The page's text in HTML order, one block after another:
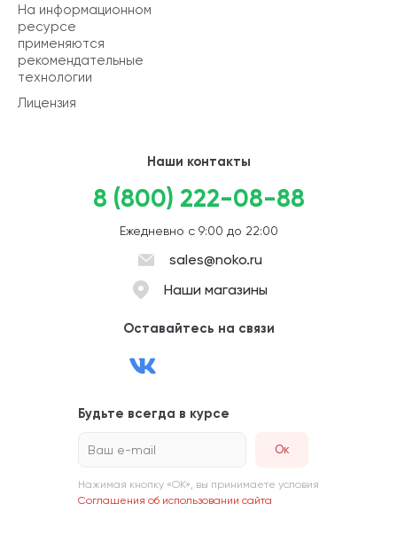
На информационном
ресурсе
применяются
рекомендательные
технологии
Лицензия
Наши контакты
8 (800) 222-08-88
Ежедневно с 9:00 до 22:00
sales@noko.ru
Наши магазины
Оставайтесь на связи
Будьте всегда в курсе
Ваш e-mail
Нажимая кнопку «ОК», вы принимаете условия
Соглашения об использовании сайта